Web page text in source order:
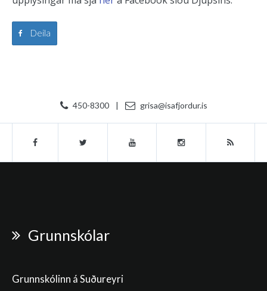
Deila
450-8300 | grisa@isafjordur.is
Grunnskólar
Grunnskólinn á Suðureyri